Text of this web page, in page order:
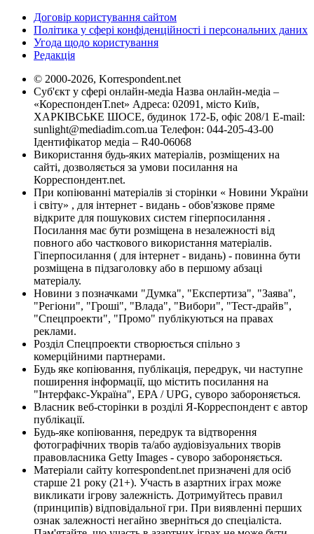
Договір користування сайтом
Політика у сфері конфіденційності і персональних даних
Угода щодо користування
Редакція
© 2000-2026, Korrespondent.net
Суб'єкт у сфері онлайн-медіа Назва онлайн-медіа –
«КореспонденТ.net» Адреса: 02091, місто Київ,
ХАРКІВСЬКЕ ШОСЕ, будинок 172-Б, офіс 208/1 E-mail:
sunlight@mediadim.com.ua Телефон: 044-205-43-00
Ідентифікатор медіа – R40-06068
Використання будь-яких матеріалів, розміщених на
сайті, дозволяється за умови посилання на
Корреспондент.net.
При копіюванні матеріалів зі сторінки « Новини України
і світу» , для інтернет - видань - обов'язкове пряме
відкрите для пошукових систем гіперпосилання .
Посилання має бути розміщена в незалежності від
повного або часткового використання матеріалів.
Гіперпосилання ( для інтернет - видань) - повинна бути
розміщена в підзаголовку або в першому абзаці
матеріалу.
Новини з позначками "Думка", "Експертиза", "Заява",
"Регіони", "Гроші", "Влада", "Вибори", "Тест-драйв",
"Спецпроекти", "Промо" публікуються на правах
реклами.
Розділ Спецпроекти створюється спільно з
комерційними партнерами.
Будь яке копіювання, публікація, передрук, чи наступне
поширення інформації, що містить посилання на
"Інтерфакс-Україна", EPA / UPG, суворо забороняється.
Власник веб-сторінки в розділі Я-Корреспондент є автор
публікації.
Будь-яке копіювання, передрук та відтворення
фотографічних творів та/або аудіовізуальних творів
правовласника Getty Images - суворо забороняється.
Матеріали сайту korrespondent.net призначені для осіб
старше 21 року (21+). Участь в азартних іграх може
викликати ігрову залежність. Дотримуйтесь правил
(принципів) відповідальної гри. При виявленні перших
ознак залежності негайно зверніться до спеціаліста.